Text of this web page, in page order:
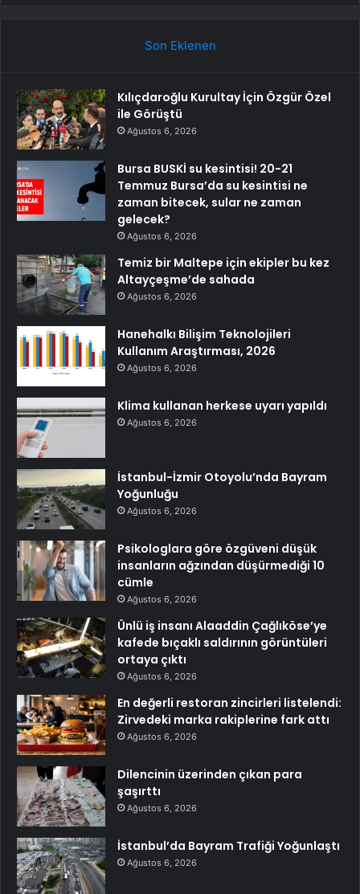
Son Eklenen
Kılıçdaroğlu Kurultay İçin Özgür Özel
ile Görüştü
Ağustos 6, 2026
Bursa BUSKİ su kesintisi! 20-21
Temmuz Bursa’da su kesintisi ne
zaman bitecek, sular ne zaman
gelecek?
Ağustos 6, 2026
Temiz bir Maltepe için ekipler bu kez
Altayçeşme’de sahada
Ağustos 6, 2026
Hanehalkı Bilişim Teknolojileri
Kullanım Araştırması, 2026
Ağustos 6, 2026
Klima kullanan herkese uyarı yapıldı
Ağustos 6, 2026
İstanbul-İzmir Otoyolu’nda Bayram
Yoğunluğu
Ağustos 6, 2026
Psikologlara göre özgüveni düşük
insanların ağzından düşürmediği 10
cümle
Ağustos 6, 2026
Ünlü iş insanı Alaaddin Çağlıköse’ye
kafede bıçaklı saldırının görüntüleri
ortaya çıktı
Ağustos 6, 2026
En değerli restoran zincirleri listelendi:
Zirvedeki marka rakiplerine fark attı
Ağustos 6, 2026
Dilencinin üzerinden çıkan para
şaşırttı
Ağustos 6, 2026
İstanbul’da Bayram Trafiği Yoğunlaştı
Ağustos 6, 2026